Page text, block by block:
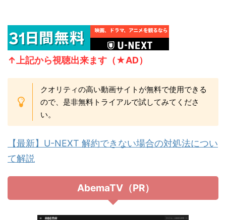
↑上記から視聴出来ます（★AD）
クオリティの高い動画サイトが無料で使用できる
ので、是非無料トライアルで試してみてくださ
い。
【最新】U-NEXT 解約できない場合の対処法につい
て解説
AbemaTV（PR）